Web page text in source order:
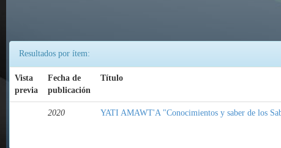
Resultados por ítem:
Vista
previa
Fecha de
publicación
Título
2020 YATI AMAWT'A "Conocimientos y saber de los